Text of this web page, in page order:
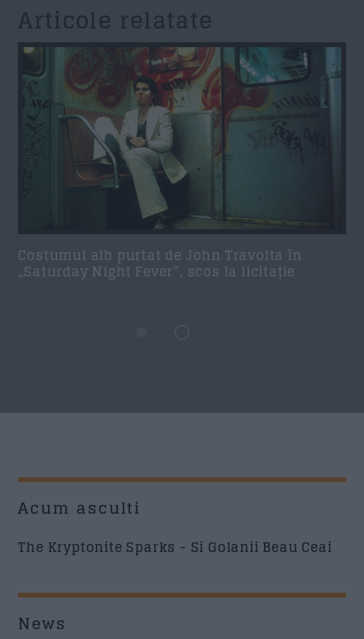
Articole relatate
Costumul alb purtat de John Travolta în
„Saturday Night Fever”, scos la licitație
Acum asculti
The Kryptonite Sparks - Si Golanii Beau Ceai
News